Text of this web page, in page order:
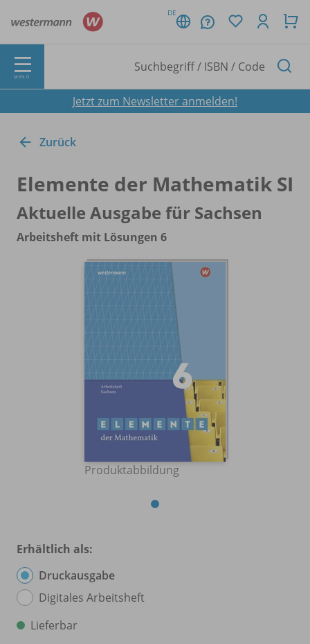
DE
MENÜ
Jetzt zum Newsletter anmelden!
Zurück
Elemente der Mathematik SI
Aktuelle Ausgabe für Sachsen
Arbeitsheft mit Lösungen 6
Produktabbildung
Erhältlich als:
Druckausgabe
Digitales Arbeitsheft
Lieferbar